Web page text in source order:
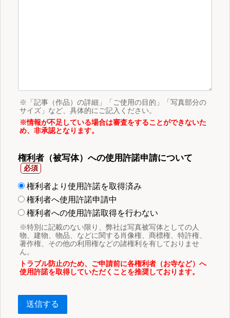
※「記事（作品）の詳細」「ご使用の目的」「写真部分の
サイズ」など、具体的にご記入ください。
※情報が不足している場合は審査をすることができないた
め、非承認となります。
権利者（被写体）への使用許諾申請について
権利者より使用許諾を取得済み
権利者へ使用許諾申請中
権利者への使用許諾取得を行わない
※特別に記載のない限り、弊社は写真被写体としての人
物、建物、物品、などに関する肖像権、商標権、特許権、
著作権、その他の利用権などの諸権利を有しておりませ
ん。
トラブル防止のため、ご申請前に各権利者（お寺など）へ
使用許諾を取得していただくことを推奨しております。
送信する